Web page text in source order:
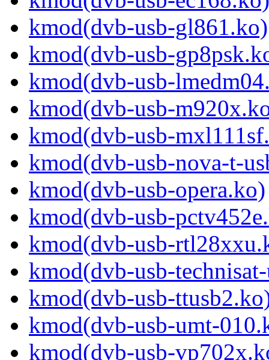
kmod(dvb-usb-gl861.ko)
kmod(dvb-usb-
kmod(dvb-usb-
kmod(dvb-usb-
kmod(dvb-usb-
kmod(dvb-usb-nova-t-
kmod(dvb-usb-opera.ko)
kmod(dvb-usb-
kmod(dvb-usb-
kmod(dvb-usb-
kmod(dvb-usb-
kmod(dvb-usb-umt-
kmod(dvb-usb-